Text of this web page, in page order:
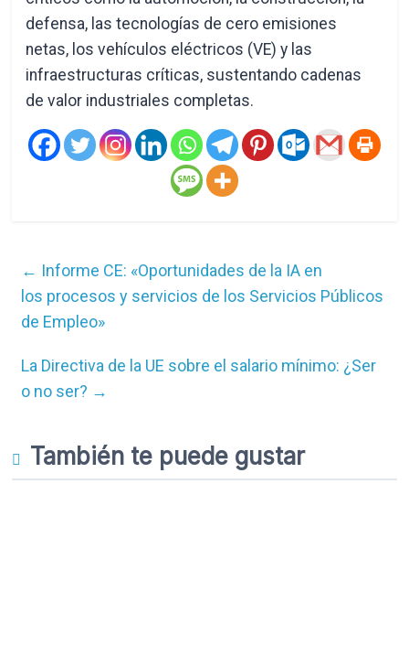
defensa, las tecnologías de cero emisiones
netas, los vehículos eléctricos (VE) y las
infraestructuras críticas, sustentando cadenas
de valor industriales completas.
← Informe CE: «Oportunidades de la IA en
los procesos y servicios de los Servicios Públicos
de Empleo»
La Directiva de la UE sobre el salario mínimo: ¿Ser
o no ser? →
También te puede gustar